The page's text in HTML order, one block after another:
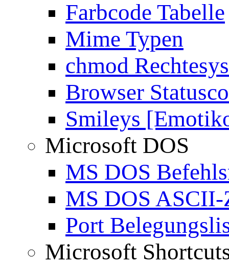
Farbcode Tabelle
Mime Typen
chmod
Browser
Smileys
Microsoft DOS
MS DOS
MS DOS ASCII-
Port
Microsoft